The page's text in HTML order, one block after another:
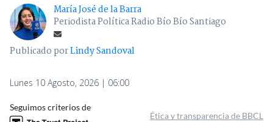
María José de la Barra
Periodista Política Radio Bío Bío Santiago
Publicado porLindy Sandoval
Lunes 10 Agosto, 2026 | 06:00
Seguimos criterios de
Ética y transparencia de BBCL